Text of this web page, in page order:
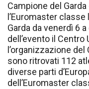
Campione del
l’Euromaster
Garda da venerdì 6
dell’evento il
l’organizzazione
sono ritrovati 112
diverse parti
dell’Euromaster